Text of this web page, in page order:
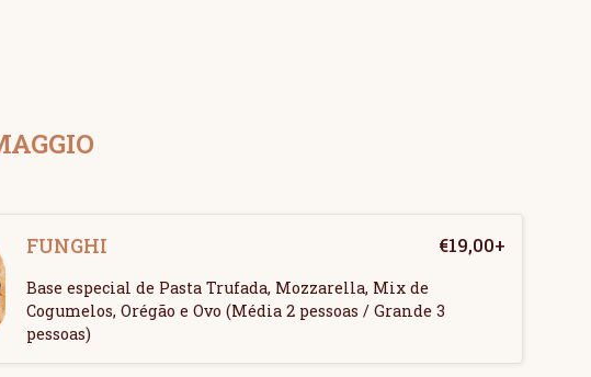
FUNGHI €19,00+
Base especial de Pasta Trufada, Mozzarella, Mix de
Cogumelos, Orégão e Ovo (Média 2 pessoas / Grande 3
pessoas)